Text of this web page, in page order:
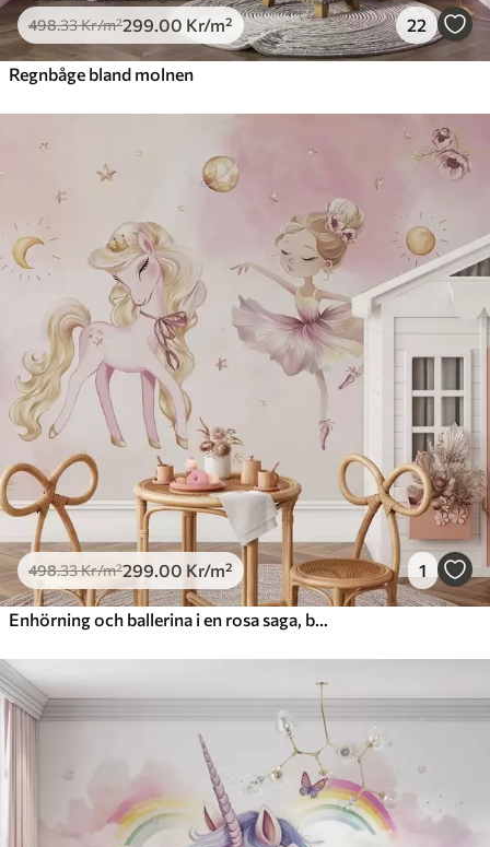
498.33Kr/m²299 .00 Kr/m² 22
Regnbåge bland molnen
498.33Kr/m²299 .00 Kr/m² 1